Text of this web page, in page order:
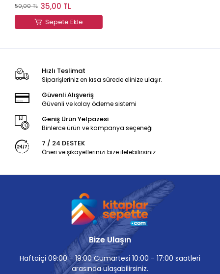
50,00 TL 35,00 TL
Sepete Ekle
Hızlı Teslimat
Siparişleriniz en kısa sürede elinize ulaşır.
Güvenli Alışveriş
Güvenli ve kolay ödeme sistemi
Geniş Ürün Yelpazesi
Binlerce ürün ve kampanya seçeneği
7 / 24 DESTEK
Öneri ve şikayetlerinizi bize iletebilirsiniz.
Bize Ulaşın
Haftaiçi 09:00 - 19:00 Cumartesi 10:00 - 17:00 saatleri
arasında ulaşabilirsiniz.